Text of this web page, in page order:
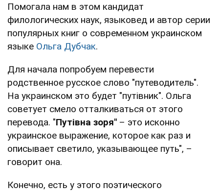
Помогала нам в этом кандидат
филологических наук, языковед и автор серии
популярных книг о современном украинском
языке Ольга Дубчак.
Для начала попробуем перевести
родственное русское слово "путеводитель".
На украинском это будет "путівник". Ольга
советует смело отталкиваться от этого
перевода. "Путівна зоря" – это исконно
украинское выражение, которое как раз и
описывает светило, указывающее путь", –
говорит она.
Конечно, есть у этого поэтического